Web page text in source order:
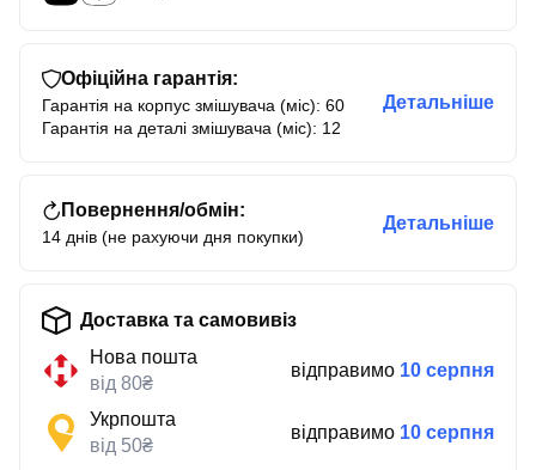
Офіційна гарантія:
Гарантія на корпус змішувача (міс): 60
Гарантія на деталі змішувача (міс): 12
Детальніше
Повернення/обмін:
14 днів (не рахуючи дня покупки)
Детальніше
Доставка та самовивіз
Нова пошта
від 80₴
відправимо 10 серпня
Укрпошта
від 50₴
відправимо 10 серпня